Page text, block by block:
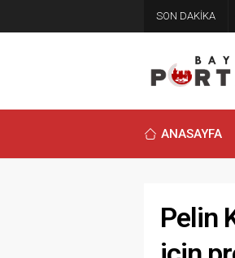
SON DAKİKA
ANASAYFA
Pelin